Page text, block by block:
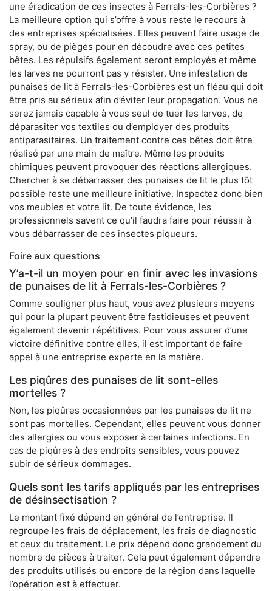
une éradication de ces insectes à Ferrals-les-Corbières ?
La meilleure option qui s’offre à vous reste le recours à
des entreprises spécialisées. Elles peuvent faire usage de
spray, ou de pièges pour en découdre avec ces petites
bêtes. Les répulsifs également seront employés et même
les larves ne pourront pas y résister. Une infestation de
punaises de lit à Ferrals-les-Corbières est un fléau qui doit
être pris au sérieux afin d’éviter leur propagation. Vous ne
serez jamais capable à vous seul de tuer les larves, de
déparasiter vos textiles ou d’employer des produits
antiparasitaires. Un traitement contre ces bêtes doit être
réalisé par une main de maître. Même les produits
chimiques peuvent provoquer des réactions allergiques.
Chercher à se débarrasser des punaises de lit le plus tôt
possible reste une meilleure initiative. Inspectez donc bien
vos meubles et votre lit. De toute évidence, les
professionnels savent ce qu’il faudra faire pour réussir à
vous débarrasser de ces insectes piqueurs.
Foire aux questions
Y’a-t-il un moyen pour en finir avec les invasions
de punaises de lit à Ferrals-les-Corbières ?
Comme souligner plus haut, vous avez plusieurs moyens
qui pour la plupart peuvent être fastidieuses et peuvent
également devenir répétitives. Pour vous assurer d’une
victoire définitive contre elles, il est important de faire
appel à une entreprise experte en la matière.
Les piqûres des punaises de lit sont-elles
mortelles ?
Non, les piqûres occasionnées par les punaises de lit ne
sont pas mortelles. Cependant, elles peuvent vous donner
des allergies ou vous exposer à certaines infections. En
cas de piqûres à des endroits sensibles, vous pouvez
subir de sérieux dommages.
Quels sont les tarifs appliqués par les entreprises
de désinsectisation ?
Le montant fixé dépend en général de l’entreprise. Il
regroupe les frais de déplacement, les frais de diagnostic
et ceux du traitement. Le prix dépend donc grandement du
nombre de pièces à traiter. Cela peut également dépendre
des produits utilisés ou encore de la région dans laquelle
l’opération est à effectuer.